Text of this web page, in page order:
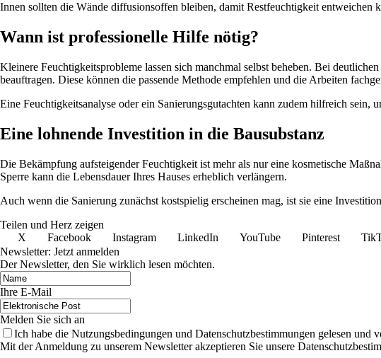
Innen sollten die Wände diffusionsoffen bleiben, damit Restfeuchtigkeit
Wann ist professionelle Hilfe nötig?
Kleinere Feuchtigkeitsprobleme lassen sich manchmal selbst beheben. Bei
beauftragen. Diese können die passende Methode empfehlen und die Arbeiten
Eine Feuchtigkeitsanalyse oder ein Sanierungsgutachten kann zudem hilfreich
Eine lohnende Investition in die Bausubstanz
Die Bekämpfung aufsteigender Feuchtigkeit ist mehr als nur eine kosmetische
Sperre kann die Lebensdauer Ihres Hauses erheblich verlängern.
Auch wenn die Sanierung zunächst kostspielig erscheinen mag, ist sie eine
Teilen und Herz zeigen
X
Facebook Instagram LinkedIn YouTube Pinterest
Newsletter: Jetzt anmelden
Der Newsletter, den Sie wirklich lesen möchten.
Ihre E-Mail
Melden Sie sich an
Ich habe die Nutzungsbedingungen und Datenschutzbestimmungen gelesen und
Mit der Anmeldung zu unserem Newsletter akzeptieren Sie unsere